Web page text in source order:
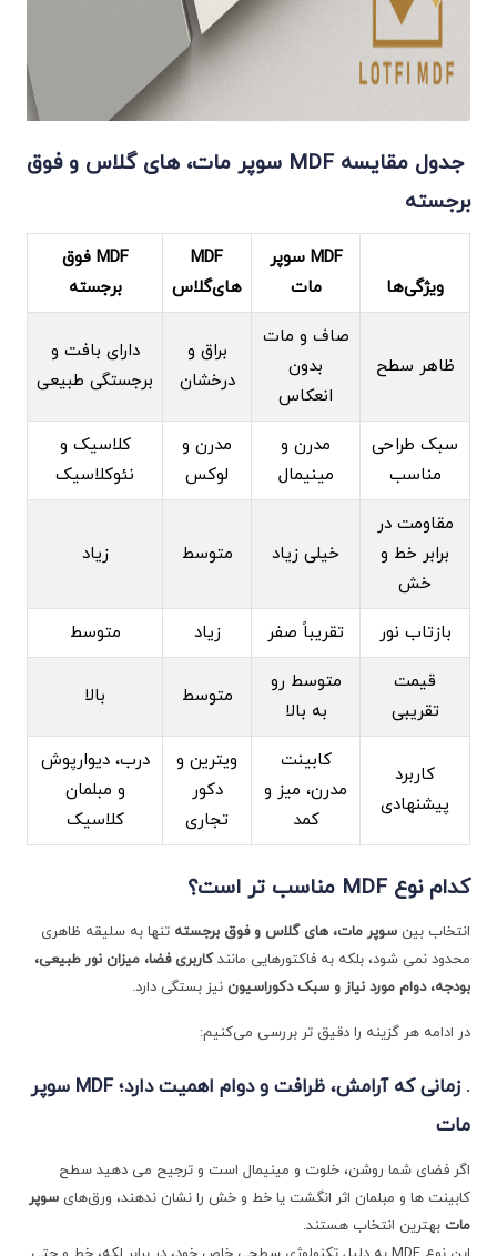
جدول مقایسه MDF سوپر مات، های‌ گلاس و فوق
برجسته
ویژگی‌ها
MDF سوپر
مات
MDF
های‌گلاس
MDF فوق
برجسته
ظاهر سطح
صاف و مات
بدون
انعکاس
براق و
درخشان
دارای بافت و
برجستگی طبیعی
سبک طراحی
مناسب
مدرن و
مینیمال
مدرن و
لوکس
کلاسیک و
نئوکلاسیک
مقاومت در
برابر خط و
خش
خیلی زیاد متوسط زیاد
بازتاب نور تقریباً صفر زیاد متوسط
قیمت
تقریبی
متوسط رو
به بالا
متوسط بالا
کاربرد
پیشنهادی
کابینت
مدرن، میز و
کمد
ویترین و
دکور
تجاری
درب، دیوارپوش
و مبلمان
کلاسیک
کدام نوع مناسب ‌تر است؟
انتخاب بین سوپر مات، های ‌گلاس و فوق برجسته تنها به سلیقه ظاهری
محدود نمی ‌شود، بلکه به فاکتورهایی مانندکاربری فضا، میزان نور طبیعی،
بودجه، دوام مورد نیاز و سبک دکوراسیون نیز بستگی دارد.
در ادامه هر گزینه را دقیق ‌تر بررسی می‌کنیم:
. زمانی که آرامش، ظرافت و دوام اهمیت دارد؛MDF
سوپر
مات
اگر فضای شما روشن، خلوت و مینیمال است و ترجیح می ‌دهید سطح
کابینت ‌ها و مبلمان اثر انگشت یا خط و خش را نشان ندهند، ورق‌های سوپر
مات بهترین انتخاب هستند.